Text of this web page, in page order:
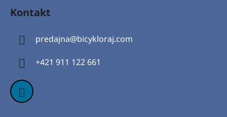
Kontakt
predajna@bicykloraj.com
+421 911 122 661